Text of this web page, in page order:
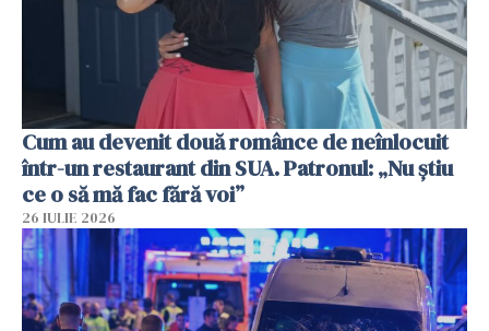
Cum au devenit două românce de neînlocuit
într-un restaurant din SUA. Patronul: „Nu știu
ce o să mă fac fără voi”
26 IULIE 2026